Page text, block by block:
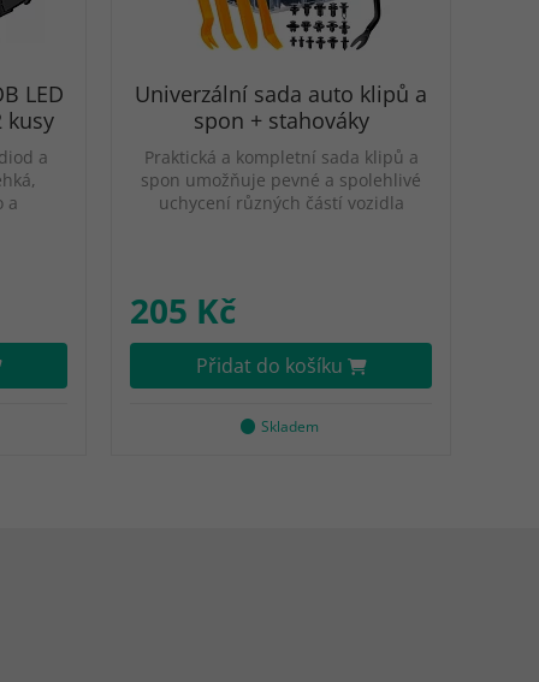
LED
kusy
a
a
Univerzální sada auto klipů a
spon + stahováky
Praktická a kompletní sada klipů a
spon umožňuje pevné a spolehlivé
uchycení různých částí vozidla
205 Kč
Přidat do košíku
Skladem